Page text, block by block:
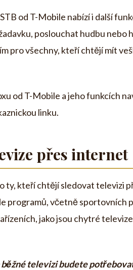
od T-Mobile nabízí i další
poslouchat hudbu nebo
pro všechny, kteří chtějí mít
od T-Mobile a jeho funkcích
linku.
přes internet
ty, kteří chtějí sledovat televizi
programů, včetně sportovních
jako jsou chytré
televizi budete